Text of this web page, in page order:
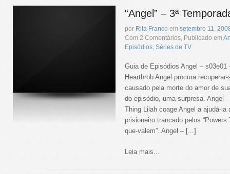
“Angel” – 3ª
por Rita Franco em setembro 11,
Com 2 Comentários, Publicado em
Episódios, Séries de TV
Guia de Episódios Angel – s03e01
Hearthrob Angel procura
causado pela morte do amor de
do episódio, uma surpresa. Angel
Thing Lilah coage Angel a ajudá-la
prisioneiro trancado pelos “Powers
que-valem”. Angel – [...]
Leia mais...